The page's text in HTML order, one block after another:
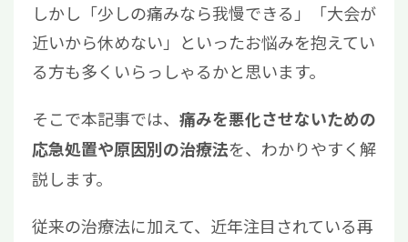
しかし「少しの痛みなら我慢できる」「大会が
近いから休めない」といったお悩みを抱えてい
る方も多くいらっしゃるかと思います。
そこで本記事では、 痛みを悪化させないための
応急処置や原因別の治療法を、わかりやすく解
説します。
従来の治療法に加えて、近年注目されている再